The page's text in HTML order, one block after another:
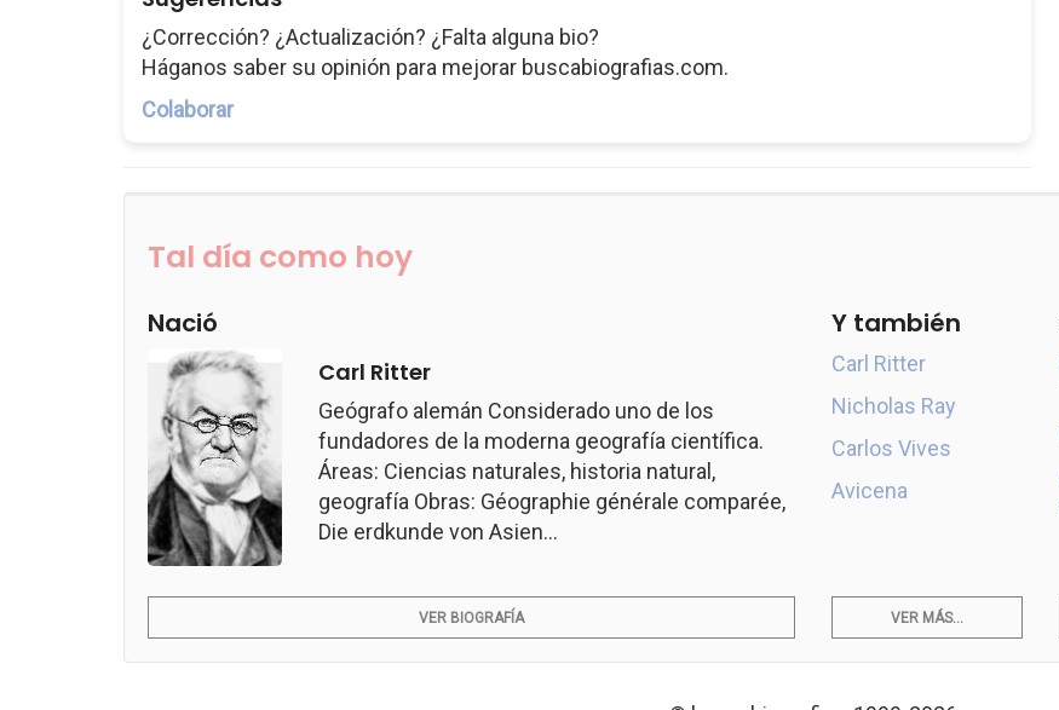
¿Corrección? ¿Actualización? ¿Falta alguna bio?
Háganos saber su opinión para mejorar buscabiografias.com.
Colaborar
Tal día como hoy
Nació
Carl Ritter
Geógrafo alemán Considerado uno de los
fundadores de la moderna geografía científica.
Áreas: Ciencias naturales, historia natural,
geografía Obras: Géographie générale comparée,
Die erdkunde von Asien...
Y también
Carl Ritter
Nicholas Ray
Carlos Vives
Avicena
VER BIOGRAFÍA VER MÁS...